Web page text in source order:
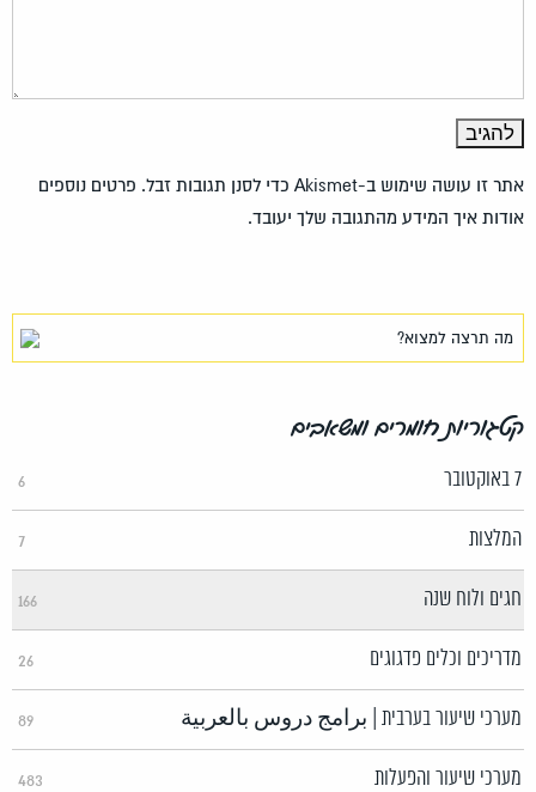
אתר זו עושה שימוש ב-Akismet כדי לסנן תגובות זבל.
פרטים נוספים
אודות איך המידע מהתגובה שלך יעובד.
קטגוריות חומרים ומשאבים
7 באוקטובר 6
המלצות 7
חגים ולוח שנה 166
מדריכים וכלים פדגוגים 26
מערכי שיעור בערבית | برامج دروس بالعربية 89
מערכי שיעור והפעלות 483